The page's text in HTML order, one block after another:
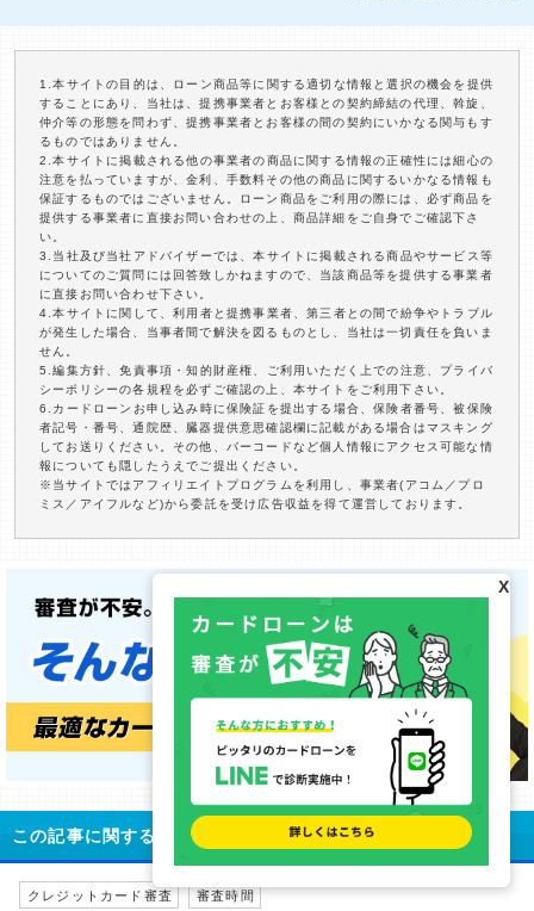
1.本サイトの目的は、ローン商品等に関する適切な情報と選択の機会を提供
することにあり、当社は、提携事業者とお客様との契約締結の代理、斡旋、
仲介等の形態を問わず、提携事業者とお客様の間の契約にいかなる関与もす
るものではありません。
2.本サイトに掲載される他の事業者の商品に関する情報の正確性には細心の
注意を払っていますが、金利、手数料その他の商品に関するいかなる情報も
保証するものではございません。ローン商品をご利用の際には、必ず商品を
提供する事業者に直接お問い合わせの上、商品詳細をご自身でご確認下さ
い。
3.当社及び当社アドバイザーでは、本サイトに掲載される商品やサービス等
についてのご質問には回答致しかねますので、当該商品等を提供する事業者
に直接お問い合わせ下さい。
4.本サイトに関して、利用者と提携事業者、第三者との間で紛争やトラブル
が発生した場合、当事者間で解決を図るものとし、当社は一切責任を負いま
せん。
5.編集方針、免責事項・知的財産権、ご利用いただく上での注意、プライバ
シーポリシーの各規程を必ずご確認の上、本サイトをご利用下さい。
6.カードローンお申し込み時に保険証を提出する場合、保険者番号、被保険
者記号・番号、通院歴、臓器提供意思確認欄に記載がある場合はマスキング
してお送りください。その他、バーコードなど個人情報にアクセス可能な情
報についても隠したうえでご提出ください。
※当サイトではアフィリエイトプログラムを利用し、事業者(アコム／プロ
ミス／アイフルなど)から委託を受け広告収益を得て運営しております。
この記事に関するキーワード
クレジットカード審査 審査時間
X